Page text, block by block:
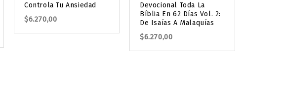
out
of
Controla Tu Ansiedad
$6.270,00
out
of
5
Devocional Toda La
Bíblia En 62 Días Vol. 2:
De Isaías A Malaquías
$6.270,00